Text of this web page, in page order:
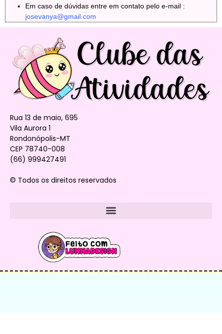
Em caso de dúvidas entre em contato pelo e-mail :
josevanya@gmail.com
Rua 13 de maio, 695
Vila Aurora 1
Rondonópolis-MT
CEP 78740-008
(66) 999427491
© Todos os direitos reservados